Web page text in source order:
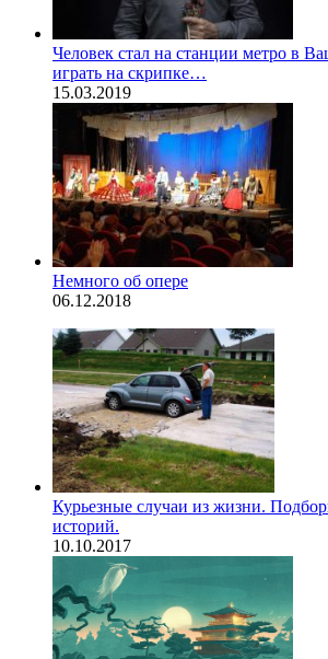
Человек стал на станции метро в
играть на скрипке…
15.03.2019
Немного об опере
06.12.2018
Курьезные случаи из жизни.
историй.
10.10.2017